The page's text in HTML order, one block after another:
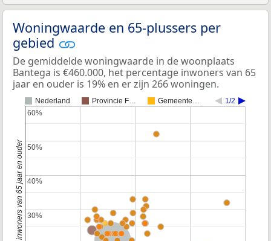
Woningwaarde en 65-plussers per
gebied
De gemiddelde woningwaarde in de woonplaats
Bantega is €460.000, het percentage inwoners van 65
jaar en ouder is 19% en er zijn 266 woningen.
Nederland Provincie F… Gemeente… 1/2
30%
30%
40%
40%
50%
50%
60%
60%
Percentage inwoners van 65 jaar en ouder